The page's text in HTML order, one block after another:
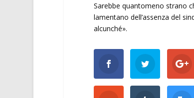
Sarebbe quantomeno strano
lamentano dell’assenza del
alcunché».